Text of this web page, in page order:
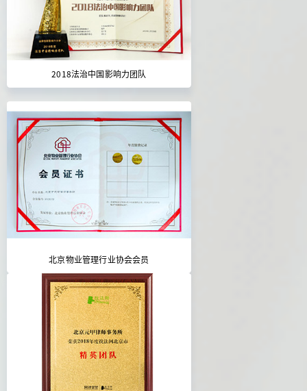
2018法治中国影响力团队
北京物业管理行业协会会员